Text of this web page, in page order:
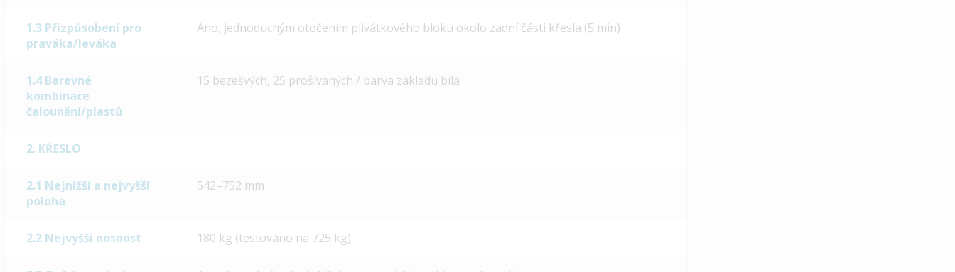
1.3 Přizpůsobení pro
praváka/leváka
Ano, jednoduchým otočením plivátkového bloku okolo zadní části křesla (5 min)
1.4 Barevné
kombinace
čalounění/plastů
15 bezešvých, 25 prošívaných / barva základu bílá
2. KŘESLO
2.1 Nejnižší a nejvyšší
poloha
542–752 mm
2.2 Nejvyšší nosnost 180 kg (testováno na 725 kg)